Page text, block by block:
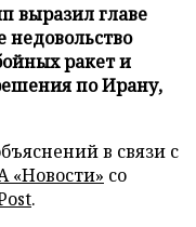
выразил главе
недовольство
ракет и
по Ирану,
в связи с
«Новости» со
.